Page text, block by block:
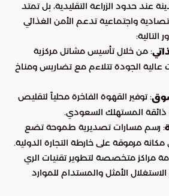
عند حدود الزراعة التقليدية، بل تمتد
واجتماعية تدعم الأمن الغذائي
التالية:
: من خلال تأسيس مشاتل مركزية
عالية الجودة تتلاءم مع تضاريس ومناخ
: توفير القهوة الفاخرة محلياً لتقليص
ذائقة المستهلك السعودي.
: رسم مسارات تصديرية طموحة تضع
مرموقة على خارطة التجارة الدولية.
مراكز متخصصة لتطوير تقنيات الري
الأمثل والمستدام للموارد